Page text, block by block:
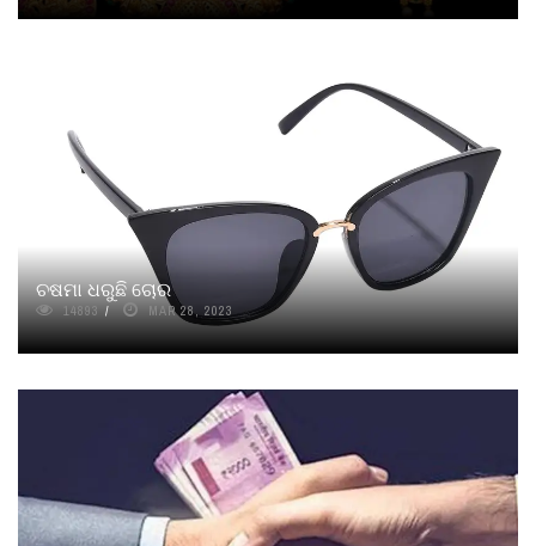
ଚଷମା ଧରୁଛି ଚୋର
14893 MAR 28, 2023